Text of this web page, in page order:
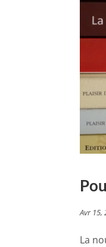
Avr 15,
La